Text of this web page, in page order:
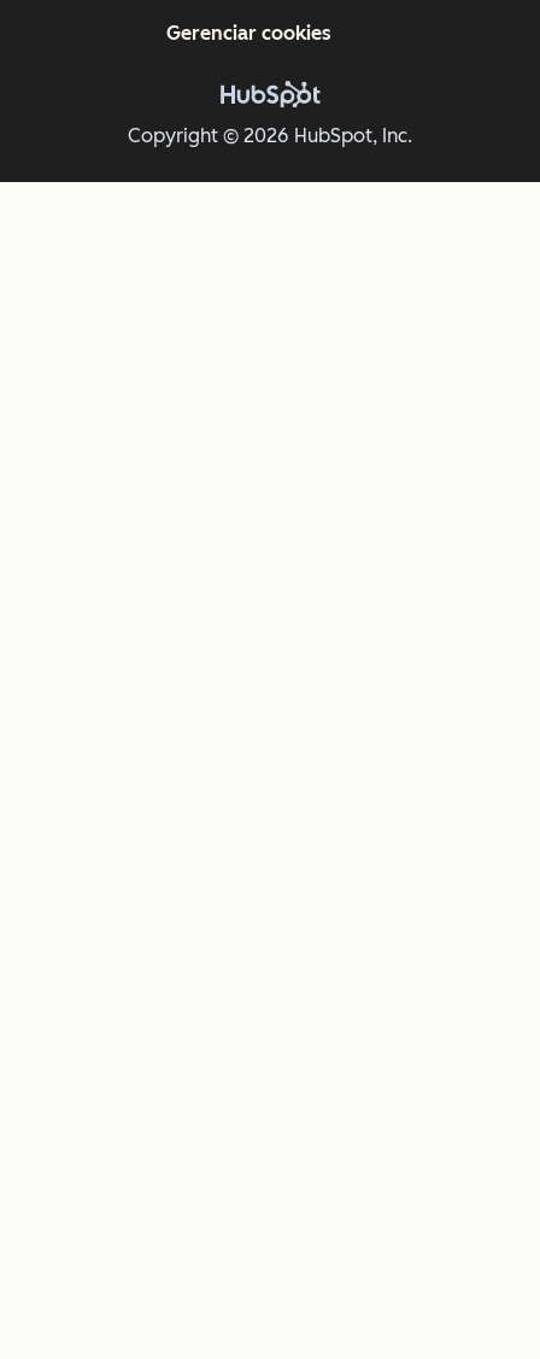
Copyright © 2026 HubSpot, Inc.
Gerenciar cookies